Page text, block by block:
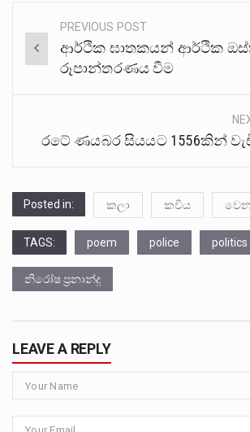
Post
navigation
PREVIOUS POST
ආර්ථික ඝාතකයන් ආර්ථික
රූපාන්තරණය වීම
රටේ ණයබර සියයට 1556කින්
Posted in: කලා කවිය
TAGS: poem police politics
නිරෝෂ ප්‍රනාන්දු
LEAVE A REPLY